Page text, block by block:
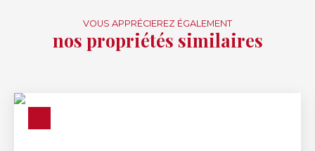
VOUS APPRÉCIEREZ ÉGALEMENT
nos propriétés similaires